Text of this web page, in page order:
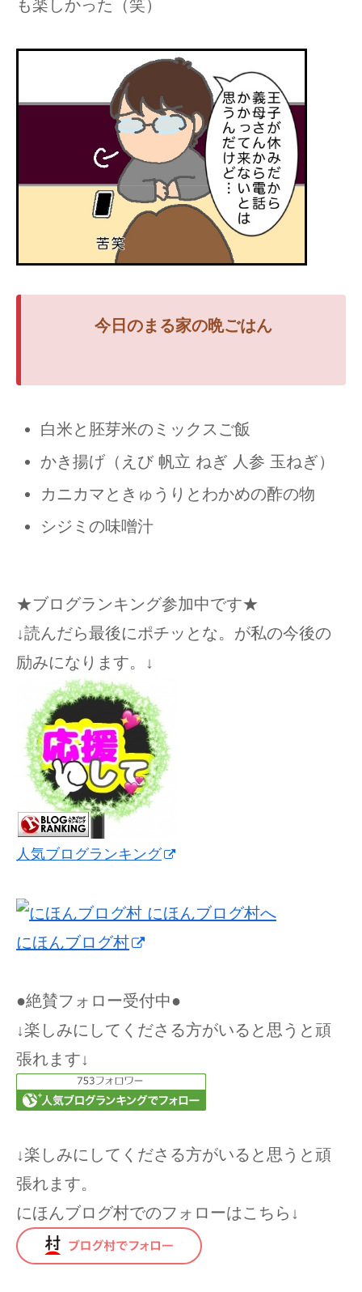
も楽しかった（笑）
今日のまる家の晩ごはん
白米と胚芽米のミックスご飯
かき揚げ（えび 帆立 ねぎ 人参 玉ねぎ）
カニカマときゅうりとわかめの酢の物
シジミの味噌汁
★ブログランキング参加中です★
↓読んだら最後にポチッとな。が私の今後の
励みになります。↓
人気ブログランキング
にほんブログ村
●絶賛フォロー受付中●
↓楽しみにしてくださる方がいると思うと頑
張れます↓
↓楽しみにしてくださる方がいると思うと頑
張れます。
にほんブログ村でのフォローはこちら↓